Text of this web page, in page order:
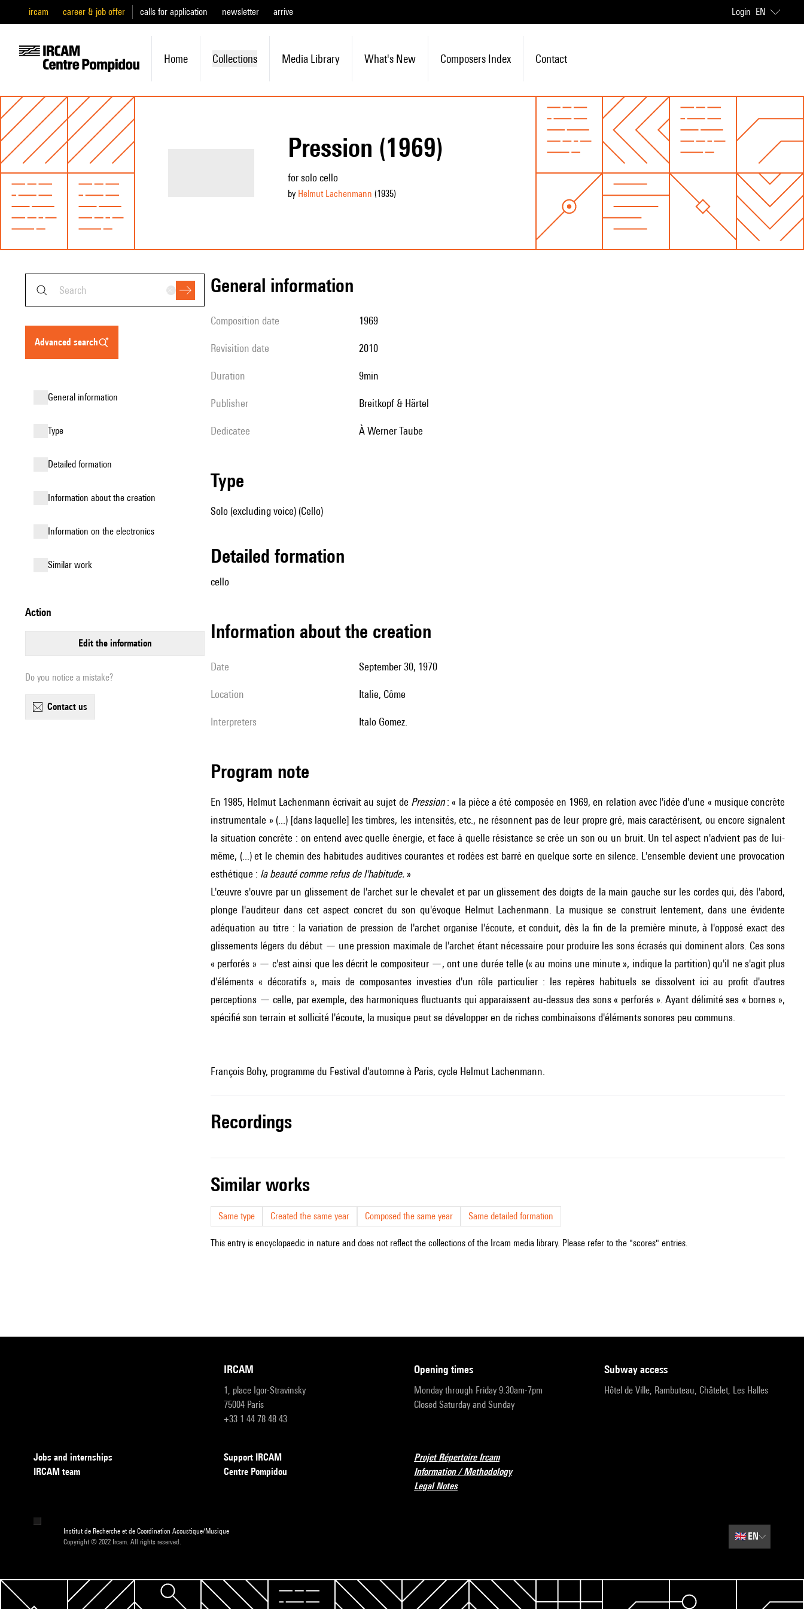
ircam career & job offer calls for application newsletter arrive Login EN
Home Collections Media Library What's New Composers Index Contact
Pression (1969)
for solo cello
by Helmut Lachenmann (1935)
advanced search
general information
type
detailed formation
information about the creation
Information on the electronics
similar work
action
edit the information
Do you notice a mistake?
contact us
general information
composition date 1969
revisition date 2010
duration 9min
publisher Breitkopf & Härtel
Dedicatee à Werner Taube
type
Solo (excluding voice) (Cello)
detailed formation
cello
information about the creation
date September 30, 1970
location Italie, Côme
interpreters Italo Gomez.
Program note
En 1985, Helmut Lachenmann écrivait au sujet de Pression: « la pièce a été composée en 1969, en relation avec l'idée d'une « musique concrète
instrumentale » (...) [dans laquelle] les timbres, les intensités, etc., ne résonnent pas de leur propre gré, mais caractérisent, ou encore signalent
la situation concrète : on entend avec quelle énergie, et face à quelle résistance se crée un son ou un bruit. Un tel aspect n'advient pas de lui-
même, (...) et le chemin des habitudes auditives courantes et rodées est barré en quelque sorte en silence. L'ensemble devient une provocation
esthétique : la beauté comme refus de l'habitude. »
L'œuvre s'ouvre par un glissement de l'archet sur le chevalet et par un glissement des doigts de la main gauche sur les cordes qui, dès l'abord,
plonge l'auditeur dans cet aspect concret du son qu'évoque Helmut Lachenmann. La musique se construit lentement, dans une évidente
adéquation au titre : la variation de pression de l'archet organise l'écoute, et conduit, dès la fin de la première minute, à l'opposé exact des
glissements légers du début — une pression maximale de l'archet étant nécessaire pour produire les sons écrasés qui dominent alors. Ces sons
« perforés » — c'est ainsi que les décrit le compositeur —, ont une durée telle (« au moins une minute », indique la partition) qu'il ne s'agit plus
d'éléments « décoratifs », mais de composantes investies d'un rôle particulier : les repères habituels se dissolvent ici au profit d'autres
perceptions — celle, par exemple, des harmoniques fluctuants qui apparaissent au-dessus des sons « perforés ». Ayant délimité ses « bornes »,
spécifié son terrain et sollicité l'écoute, la musique peut se développer en de riches combinaisons d'éléments sonores peu communs.
François Bohy, programme du Festival d'automne à Paris, cycle Helmut Lachenmann.
recordings
similar works
Same type Created the same year Composed the same year Same detailed formation
This entry is encyclopaedic in nature and does not reflect the collections of the Ircam media library. Please refer to the "scores" entries.
IRCAM
1, place Igor-Stravinsky
75004 Paris
+33 1 44 78 48 43
opening times
Monday through Friday 9:30am-7pm
Closed Saturday and Sunday
subway access
Hôtel de Ville, Rambuteau, Châtelet, Les Halles
Jobs and internships
IRCAM team
Support IRCAM
Centre Pompidou
Projet Répertoire Ircam
Information / Methodology
Legal Notes
Institut de Recherche et de Coordination Acoustique/Musique
Copyright © 2022 Ircam. All rights reserved.
🇬🇧EN